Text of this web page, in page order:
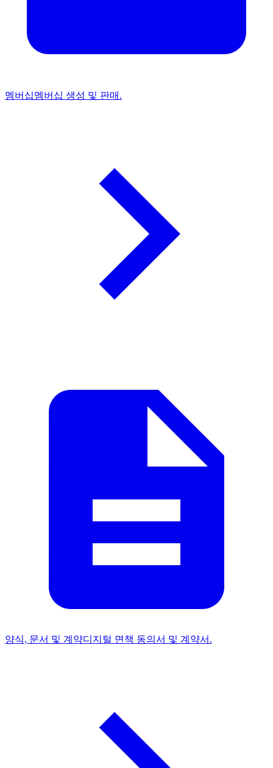
멤버십멤버십 생성 및 판매.
양식, 문서 및 계약디지털 면책 동의서 및 계약서.